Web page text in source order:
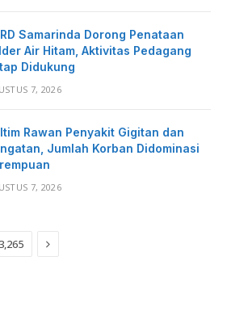
Samarinda Dorong Penataan
Air Hitam, Aktivitas Pedagang
Didukung
7, 2026
Rawan Penyakit Gigitan dan
Jumlah Korban Didominasi
7, 2026
Next